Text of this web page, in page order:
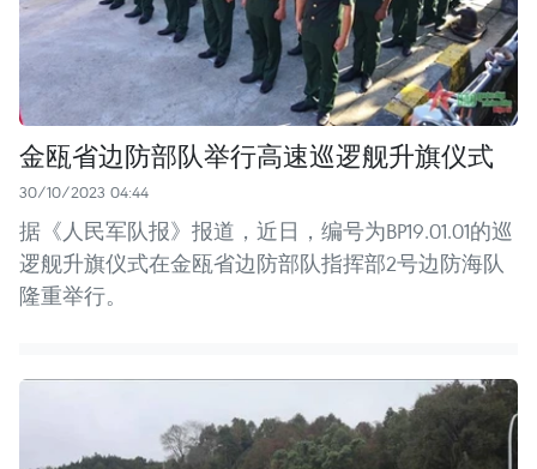
金瓯省边防部队举行高速巡逻舰升旗仪式
30/10/2023 04:44
据《人民军队报》报道，近日，编号为BP19.01.01的巡
逻舰升旗仪式在金瓯省边防部队指挥部2号边防海队
隆重举行。